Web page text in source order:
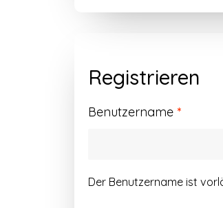
Registrieren
Benutzername *
Der Benutzername ist